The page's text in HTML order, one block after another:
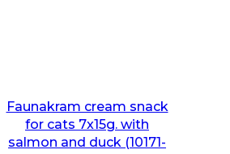
Faunakram cream snack
for cats 7x15g. with
salmon and duck (10171-